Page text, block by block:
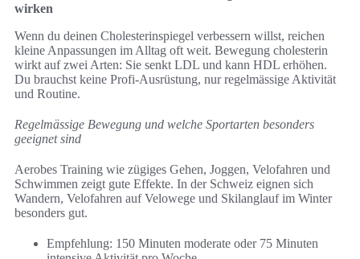
wirken
Wenn du deinen Cholesterinspiegel verbessern willst, reichen
kleine Anpassungen im Alltag oft weit. Bewegung cholesterin
wirkt auf zwei Arten: Sie senkt LDL und kann HDL erhöhen.
Du brauchst keine Profi‑Ausrüstung, nur regelmässige Aktivität
und Routine.
Regelmässige Bewegung und welche Sportarten besonders
geeignet sind
Aerobes Training wie zügiges Gehen, Joggen, Velofahren und
Schwimmen zeigt gute Effekte. In der Schweiz eignen sich
Wandern, Velofahren auf Velowege und Skilanglauf im Winter
besonders gut.
Empfehlung: 150 Minuten moderate oder 75 Minuten